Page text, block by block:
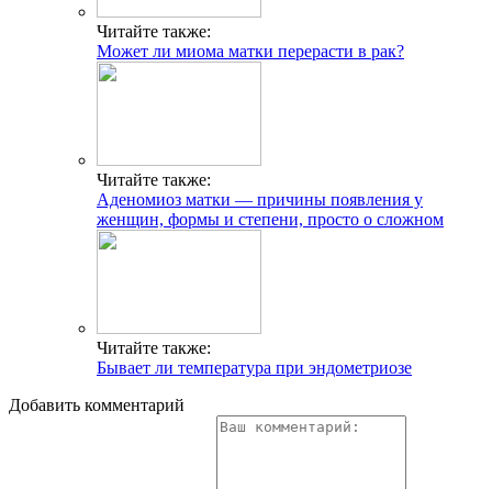
Читайте также:
Может ли миома матки перерасти в рак?
Читайте также:
Аденомиоз матки — причины появления у
женщин, формы и степени, просто о сложном
Читайте также:
Бывает ли температура при эндометриозе
Добавить комментарий